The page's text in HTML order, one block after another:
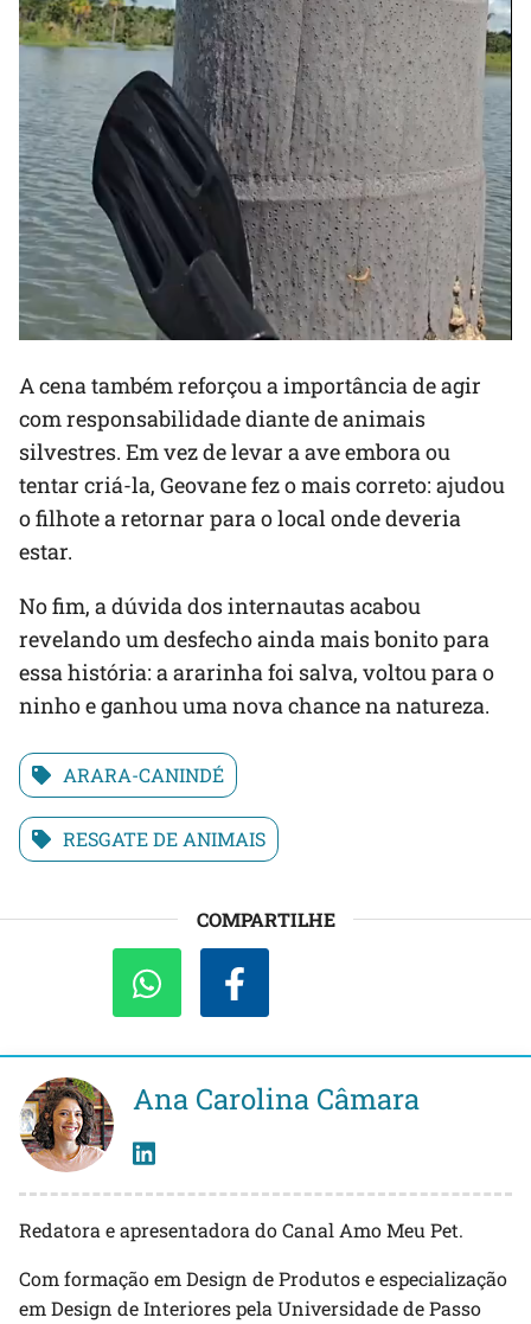
A cena também reforçou a importância de agir
com responsabilidade diante de animais
silvestres. Em vez de levar a ave embora ou
tentar criá-la, Geovane fez o mais correto: ajudou
o filhote a retornar para o local onde deveria
estar.
No fim, a dúvida dos internautas acabou
revelando um desfecho ainda mais bonito para
essa história: a ararinha foi salva, voltou para o
ninho e ganhou uma nova chance na natureza.
ARARA-CANINDÉ
RESGATE DE ANIMAIS
COMPARTILHE
Ana Carolina Câmara
Redatora e apresentadora do Canal Amo Meu Pet.
Com formação em Design de Produtos e especialização
em Design de Interiores pela Universidade de Passo